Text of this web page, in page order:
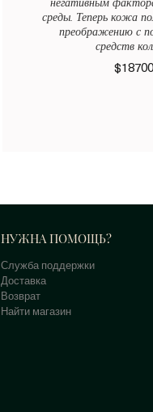
негативным
среды. Теперь кожа
преображению с
средств
НУЖНА ПОМОЩЬ?
Служба поддержки
Доставка
Возврат
Найти магазин